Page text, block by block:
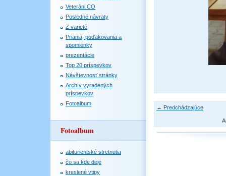
Veteráni CO
Posledné návraty
Z varieté
Priania, poďakovania a
spomienky
prezentácie
Top 20 príspevkov
Návštevnosť stránky
Archív vyradených
príspevkov
Fotoalbum
Fotoalbum
abiturientské stretnutia
čo sa kde deje
kreslené vtipy
← Predchádzajúce